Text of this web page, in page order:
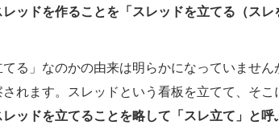
ッドを作ることを「スレッドを立てる（スレ
てる」なのかの由来は明らかになっていませ
れます。スレッドという看板を立てて、そこ
レッドを立てることを略して「スレ立て」と呼